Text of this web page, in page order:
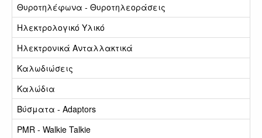
Θυροτηλέφωνα - Θυροτηλεοράσεις
Ηλεκτρολογικό Υλικό
Ηλεκτρονικά Ανταλλακτικά
Καλωδιώσεις
Καλώδια
Βύσματα - Adaptors
PMR - Walkie Talkie